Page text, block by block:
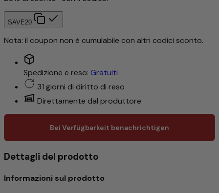
SAVE20
Nota: il coupon non è cumulabile con altri codici sconto.
Spedizione e reso: Gratuiti
31 giorni di diritto di reso
Direttamente dal produttore
Bei Verfügbarkeit benachrichtigen
Dettagli del prodotto
Informazioni sul prodotto